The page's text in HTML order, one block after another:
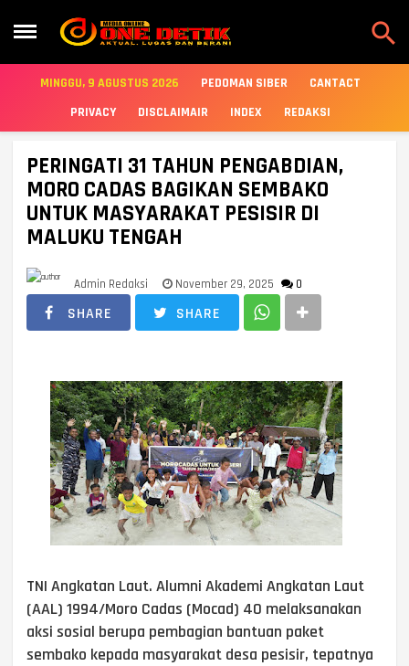

MINGGU, 9 AGUSTUS 2026 PEDOMAN SIBER
CANTACT
PRIVACY
DISCLAIMAIR INDEX REDAKSI
PERINGATI 31 TAHUN PENGABDIAN,
MORO CADAS BAGIKAN SEMBAKO
UNTUK MASYARAKAT PESISIR DI
MALUKU TENGAH
Admin Redaksi November 29, 2025 0
SHARE SHARE
TNI Angkatan Laut. Alumni Akademi Angkatan Laut
(AAL) 1994/Moro Cadas (Mocad) 40 melaksanakan
aksi sosial berupa pembagian bantuan paket
sembako kepada masyarakat desa pesisir, tepatnya